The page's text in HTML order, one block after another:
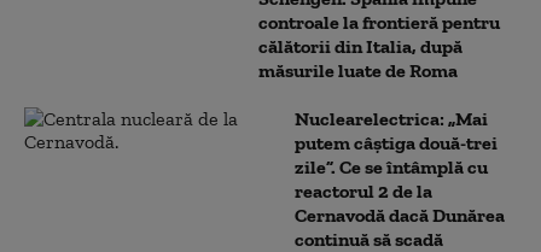
controale la frontieră pentru
călătorii din Italia, după
măsurile luate de Roma
Nuclearelectrica: „Mai
putem câștiga două-trei
zile”. Ce se întâmplă cu
reactorul 2 de la
Cernavodă dacă Dunărea
continuă să scadă